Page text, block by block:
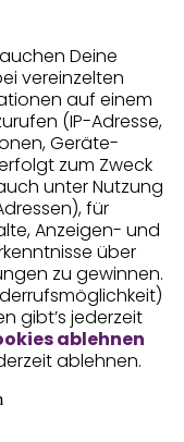
Deine
vereinzelten
auf einem
(IP-Adresse,
Geräte-
zum Zweck
unter Nutzung
für
Anzeigen- und
über
zu gewinnen.
gibt’s jederzeit
ablehnen
ablehnen.